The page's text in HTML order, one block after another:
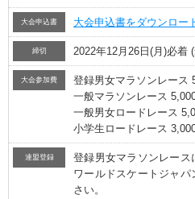
大会申込書 大会申込書をダウンロー
締切 2022年12月26日(月)必着
大会参加費
登録男女マラソンレース
一般マラソンレース
一般男女ロードレース
小学生ロードレース
連盟登録
登録男女マラソンレース
ワールドスケートジャ
さい。